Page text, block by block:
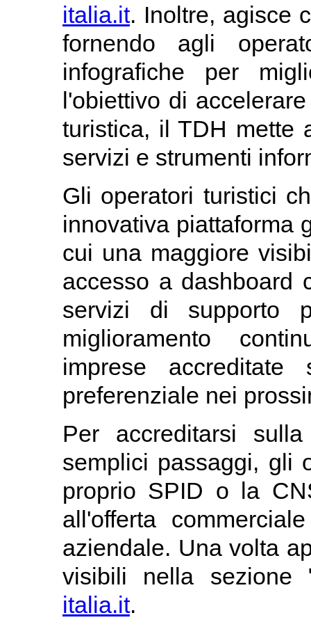
italia.it. Inoltre, agisce
fornendo agli
infografiche per
l'obiettivo di
turistica, il TDH mette
servizi e strumenti
Gli operatori turistici
innovativa piattaforma
cui una maggiore
accesso a dashboard
servizi di supporto
miglioramento
imprese
preferenziale nei
Per accreditarsi
semplici passaggi, gli
proprio SPID o la
all'offerta
aziendale. Una volta
visibili nella
italia.it.